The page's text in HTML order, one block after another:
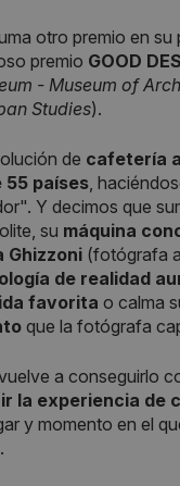
otro premio en su
premio GOOD
- Museum of
Studies).
de cafetería
55 países,
Y decimos que
su máquina
Ghizzoni (fotógrafa
de realidad
favorita o calma
que la fotógrafa
a conseguirlo
la experiencia de
y momento en el